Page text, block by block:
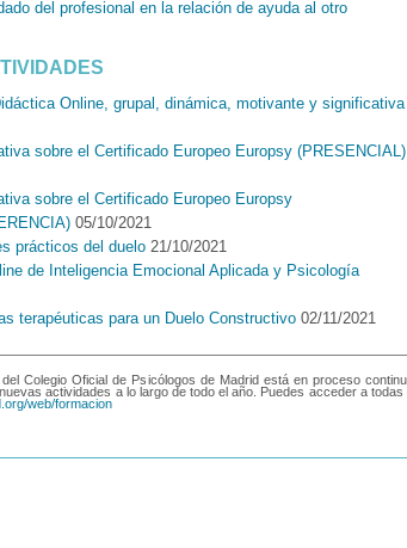
del profesional en la relación de ayuda al otro
Online, grupal, dinámica, motivante y significativa
sobre el Certificado Europeo Europsy (PRESENCIAL)
sobre el Certificado Europeo Europsy
05/10/2021
prácticos del duelo 21/10/2021
de Inteligencia Emocional Aplicada y Psicología
terapéuticas para un Duelo Constructivo 02/11/2021
Colegio Oficial de Psicólogos de Madrid está en proceso
actividades a lo largo de todo el año. Puedes acceder a todas
web/formacion